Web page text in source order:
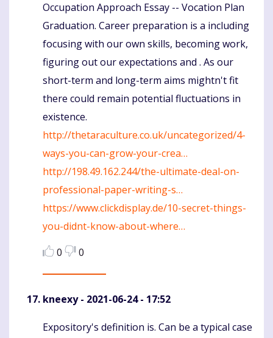
Komentaras
Occupation Approach Essay -- Vocation Plan
Graduation. Career preparation is a including
focusing with our own skills, becoming work,
figuring out our expectations and . As our
short-term and long-term aims mightn't fit
there could remain potential fluctuations in
existence.
http://thetaraculture.co.uk/uncategorized/4-
ways-you-can-grow-your-crea…
http://198.49.162.244/the-ultimate-deal-on-
professional-paper-writing-s…
https://www.clickdisplay.de/10-secret-things-
you-didnt-know-about-where…
0
0
kneexy- 2021-06-24 - 17:52
Komentaras
Expository's definition is. Can be a typical case